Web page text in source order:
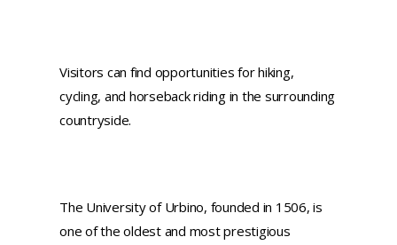
Visitors can find opportunities for hiking,
cycling, and horseback riding in the surrounding
countryside.
The University of Urbino, founded in 1506, is
one of the oldest and most prestigious